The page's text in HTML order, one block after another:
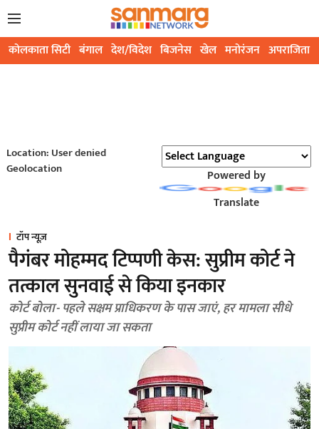
कोलकाता सिटी बंगाल देश/विदेश बिजनेस खेल मनोरंजन अपराजिता
Location: User denied
Geolocation
Powered by
Translate
टॉप न्यूज़
पैगंबर मोहम्मद टिप्पणी केस: सुप्रीम कोर्ट ने
तत्काल सुनवाई से किया इनकार
कोर्ट बोला- पहले सक्षम प्राधिकरण के पास जाएं, हर मामला सीधे
सुप्रीम कोर्ट नहीं लाया जा सकता